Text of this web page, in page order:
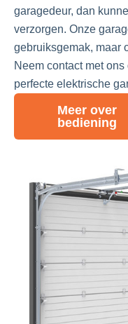
garagedeur, dan
verzorgen. Onze
gebruiksgemak, maar
Neem contact met
perfecte elektrische
Meer over
bediening